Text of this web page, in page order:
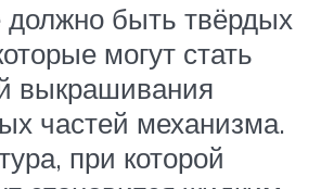
быть твёрдых
могут стать
выкрашивания
частей механизма.
при которой